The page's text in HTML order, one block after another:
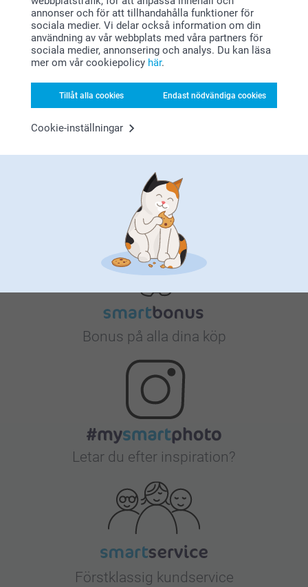
annonser och för att tillhandahålla funktioner för
sociala medier. Vi delar också information om din
användning av vår webbplats med våra partners för
sociala medier, annonsering och analys. Du kan läsa
mer om vår cookiepolicy här.
Tillåt alla cookies Endast nödvändiga cookies
Cookie-inställningar
Varförsmartphoto?
Nöjd kundgaranti
Bonus på alla dina köp
Letar du efter inspiration?
Förstklassig kundservice